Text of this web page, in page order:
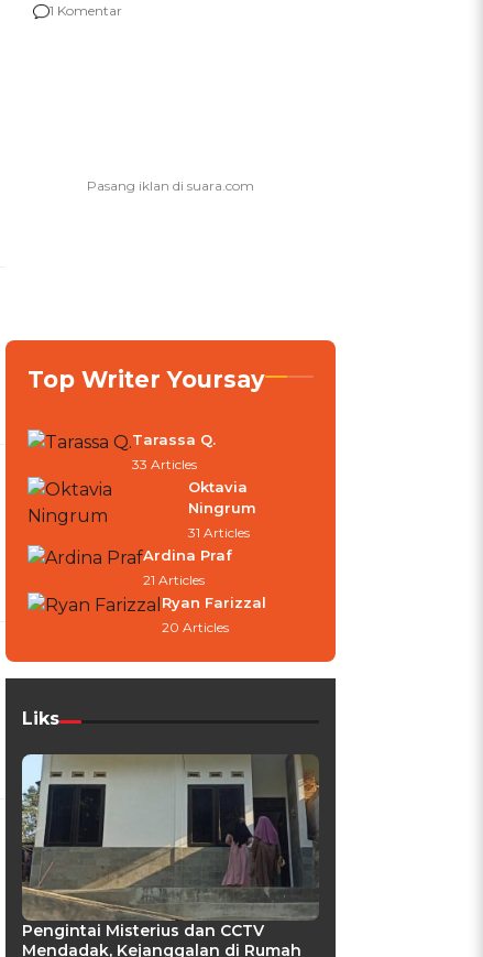
agar Dana Tidak Hangus!
1 Komentar
Top Writer Yoursay
Tarassa Q.
33 Articles
Oktavia
Ningrum
31 Articles
Ardina Praf
21 Articles
Ryan Farizzal
20 Articles
Liks
Pengintai Misterius dan CCTV
Mendadak, Kejanggalan di Rumah